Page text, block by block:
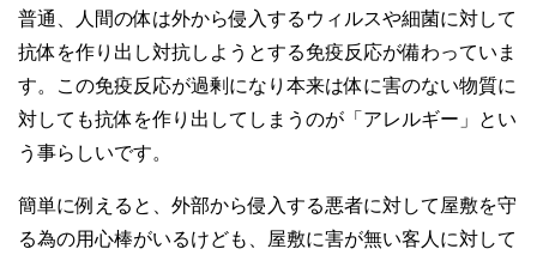
普通、人間の体は外から侵入するウィルスや細菌に対して
抗体を作り出し対抗しようとする免疫反応が備わっていま
す。この免疫反応が過剰になり本来は体に害のない物質に
対しても抗体を作り出してしまうのが「アレルギー」とい
う事らしいです。
簡単に例えると、外部から侵入する悪者に対して屋敷を守
る為の用心棒がいるけども、屋敷に害が無い客人に対して